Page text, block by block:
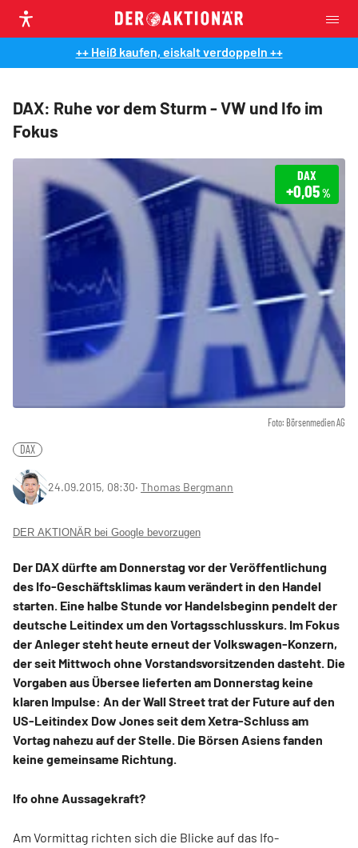
++ Heiß kaufen, eiskalt verdoppeln ++
DAX: Ruhe vor dem Sturm - VW und Ifo im
Fokus
Foto: Börsenmedien AG
DAX
+0,05%
DAX
24.09.2015, 08:30‧ Thomas Bergmann
DER AKTIONÄR bei Google bevorzugen
Der DAX dürfte am Donnerstag vor der Veröffentlichung
des Ifo-Geschäftsklimas kaum verändert in den Handel
starten. Eine halbe Stunde vor Handelsbeginn pendelt der
deutsche Leitindex um den Vortagsschlusskurs. Im Fokus
der Anleger steht heute erneut der Volkswagen-Konzern,
der seit Mittwoch ohne Vorstandsvorsitzenden dasteht. Die
Vorgaben aus Übersee lieferten am Donnerstag keine
klaren Impulse: An der Wall Street trat der Future auf den
US-Leitindex Dow Jones seit dem Xetra-Schluss am
Vortag nahezu auf der Stelle. Die Börsen Asiens fanden
keine gemeinsame Richtung.
Ifo ohne Aussagekraft?
Am Vormittag richten sich die Blicke auf das Ifo-